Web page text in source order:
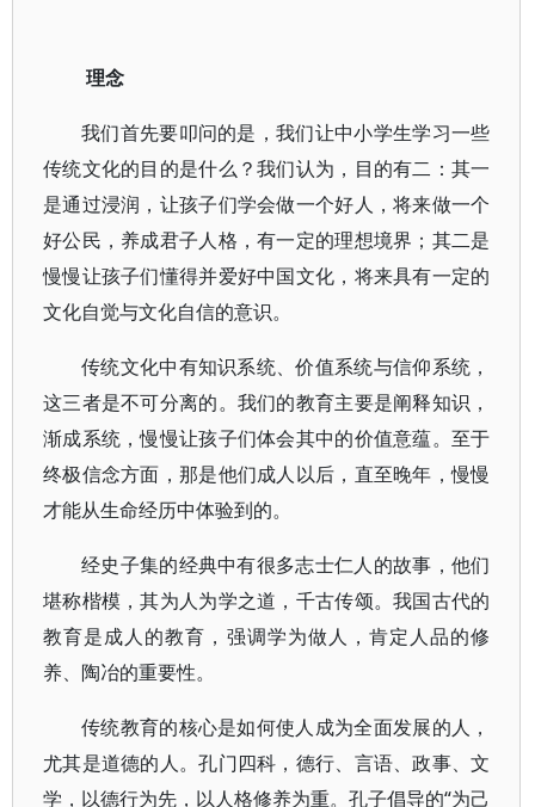
理念
我们首先要叩问的是，我们让中小学生学习一些
传统文化的目的是什么？我们认为，目的有二：其一
是通过浸润，让孩子们学会做一个好人，将来做一个
好公民，养成君子人格，有一定的理想境界；其二是
慢慢让孩子们懂得并爱好中国文化，将来具有一定的
文化自觉与文化自信的意识。
传统文化中有知识系统、价值系统与信仰系统，
这三者是不可分离的。我们的教育主要是阐释知识，
渐成系统，慢慢让孩子们体会其中的价值意蕴。至于
终极信念方面，那是他们成人以后，直至晚年，慢慢
才能从生命经历中体验到的。
经史子集的经典中有很多志士仁人的故事，他们
堪称楷模，其为人为学之道，千古传颂。我国古代的
教育是成人的教育，强调学为做人，肯定人品的修
养、陶冶的重要性。
传统教育的核心是如何使人成为全面发展的人，
尤其是道德的人。孔门四科，德行、言语、政事、文
学，以德行为先，以人格修养为重。孔子倡导的“为己